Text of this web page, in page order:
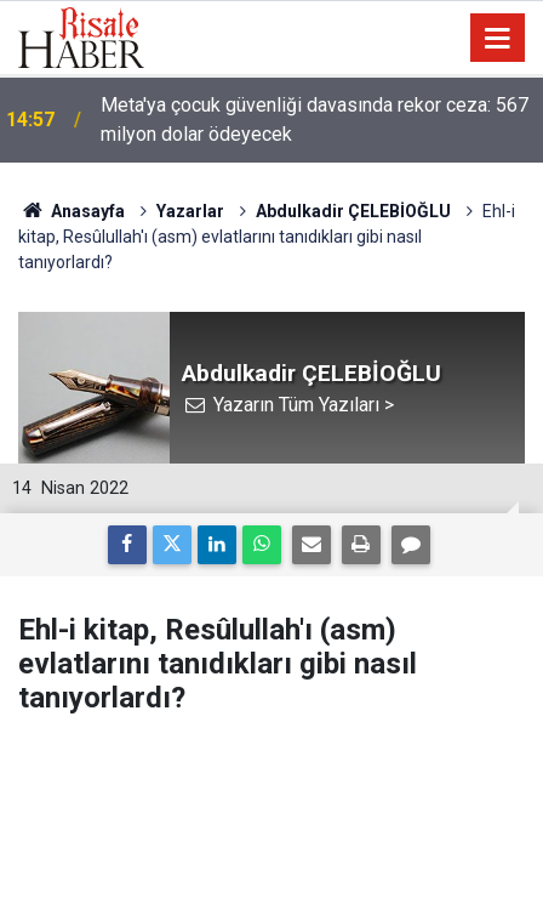
14:57
Meta'ya çocuk güvenliği davasında rekor ceza: 567
milyon dolar ödeyecek
Anasayfa Yazarlar Abdulkadir ÇELEBİOĞLU
Ehl-i
kitap, Resûlullah'ı (asm) evlatlarını tanıdıkları gibi nasıl
tanıyorlardı?
Abdulkadir ÇELEBİOĞLU
Yazarın Tüm Yazıları >
14 Nisan 2022
Ehl-i kitap, Resûlullah'ı (asm)
evlatlarını tanıdıkları gibi nasıl
tanıyorlardı?